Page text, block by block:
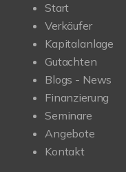
Start
Verkäufer
Kapitalanlage
Gutachten
Blogs - News
Finanzierung
Seminare
Angebote
Kontakt